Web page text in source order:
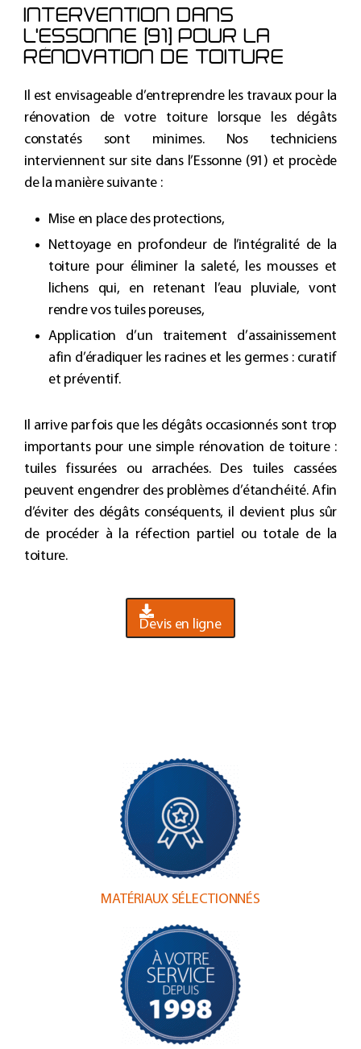
INTERVENTION DANS
L'ESSONNE (91) POUR LA
RÉNOVATION DE TOITURE
Il est envisageable d’entreprendre les travaux pour la
rénovation de votre toiturelorsque les dégâts
constatés sont minimes. Nos techniciens
interviennent sur site dans l’Essonne (91) et procède
de la manière suivante :
Mise en place des protections,
Nettoyage en profondeur de l’intégralité de la
toiture pour éliminer la saleté, les mousses et
lichens qui, en retenant l’eau pluviale, vont
rendre vos tuiles poreuses,
Application d’un traitement d’assainissement
afin d’éradiquer les racines et les germes : curatif
et préventif.
Il arrive parfois que les dégâts occasionnés sont trop
importants pour une simple rénovation de toiture:
tuiles fissurées ou arrachées. Des tuiles cassées
peuvent engendrer des problèmes d’étanchéité. Afin
d’éviter des dégâts conséquents, il devient plus sûr
de procéder à la réfection partiel ou totale de la
toiture.
Devis en ligne
MATÉRIAUX SÉLECTIONNÉS